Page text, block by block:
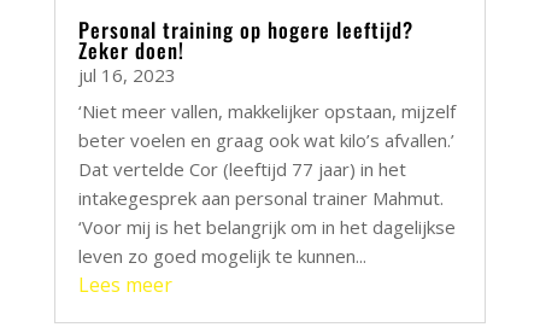
Personal training op hogere leeftijd?
Zeker doen!
jul 16, 2023
‘Niet meer vallen, makkelijker opstaan, mijzelf
beter voelen en graag ook wat kilo’s afvallen.’
Dat vertelde Cor (leeftijd 77 jaar) in het
intakegesprek aan personal trainer Mahmut.
‘Voor mij is het belangrijk om in het dagelijkse
leven zo goed mogelijk te kunnen...
Lees meer